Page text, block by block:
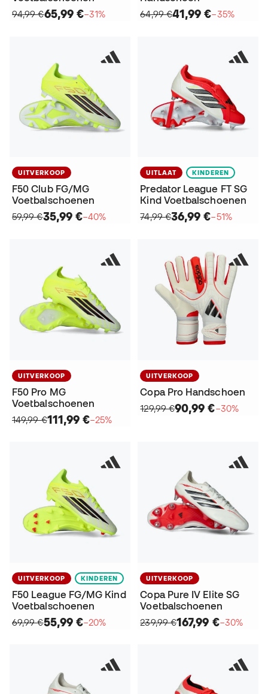
94,99 €65,99 €−31%
64,99 €41,99 €−35%
UITVERKOOP
F50 Club FG/MG
Voetbalschoenen
59,99 €35,99 €−40%
UITLAAT KINDEREN
Predator League FT SG
Kind Voetbalschoenen
74,99 €36,99 €−51%
UITVERKOOP
F50 Pro MG
Voetbalschoenen
149,99 €111,99 €−25%
UITVERKOOP
Copa Pro Handschoen
129,99 €90,99 €−30%
UITVERKOOP KINDEREN
F50 League FG/MG Kind
Voetbalschoenen
69,99 €55,99 €−20%
UITVERKOOP
Copa Pure IV Elite SG
Voetbalschoenen
239,99 €167,99 €−30%